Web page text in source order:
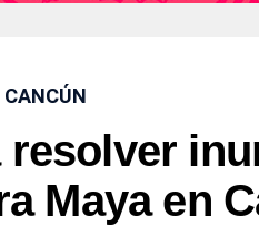
CANCÚN
resolver
Maya en